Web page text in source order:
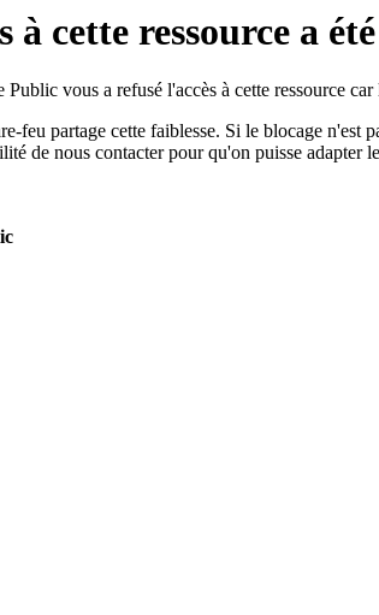
à cette ressource a
vous a refusé l'accès à cette ressource
feu partage cette faiblesse. Si le blocage n'est
de nous contacter pour qu'on puisse adapter